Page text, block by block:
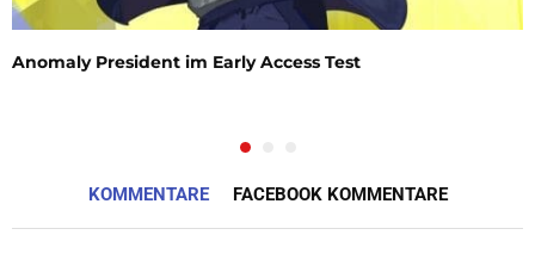
Anomaly President im Early Access Test
KOMMENTARE FACEBOOK KOMMENTARE